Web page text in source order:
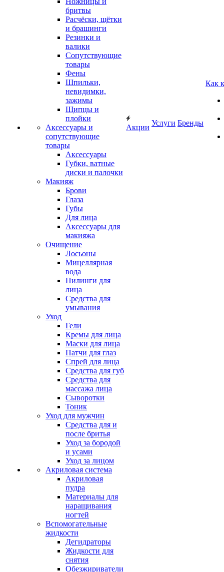
бритвы
Расчёски, щётки
и брашинги
Резинки и
валики
Сопутствующие
товары
Фены
Шпильки,
невидимки,
зажимы
Щипцы и
плойки
Аксессуары и
сопутствующие
товары
Аксессуары
Губки, ватные
диски и палочки
Макияж
Брови
Глаза
Губы
Для лица
Аксессуары для
макияжа
Очищение
Лосьоны
Мицеллярная
вода
Пилинги для
лица
Средства для
умывания
Уход
Гели
Кремы для лица
Маски для лица
Патчи для глаз
Спрей для лица
Средства для губ
Средства для
массажа лица
Сыворотки
Тоник
Уход для мужчин
Средства для и
после бритья
Уход за бородой
и усами
Уход за лицом
Акриловая система
Акриловая
пудра
Материалы для
наращивания
ногтей
Вспомогательные
жидкости
Дегидраторы
Жидкости для
снятия
Обезжириватели
Акции
Услуги Бренды
Как